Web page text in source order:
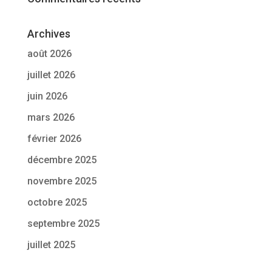
Archives
août 2026
juillet 2026
juin 2026
mars 2026
février 2026
décembre 2025
novembre 2025
octobre 2025
septembre 2025
juillet 2025